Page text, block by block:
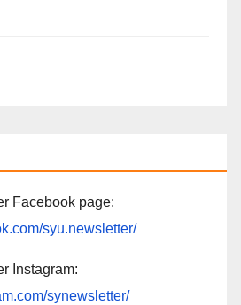
Facebook page:
syu.newsletter/
Instagram:
synewsletter/